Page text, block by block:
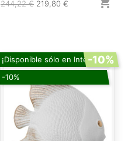
244,22 € 219,80 €
¡Disponible sólo en Internet!
-10%
-10%